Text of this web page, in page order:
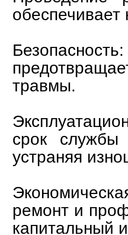
обеспечивает
травмы.
срок службы
устраняя
ремонт и
капитальный